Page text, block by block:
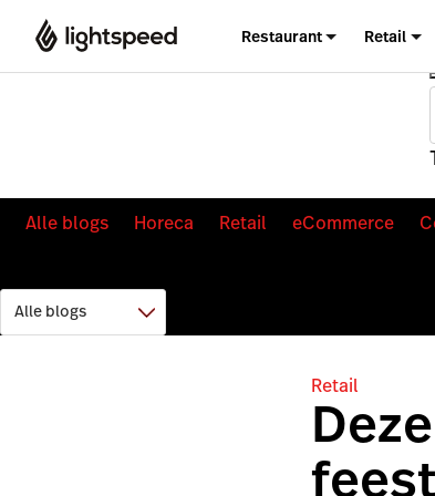
Restaurant Retail
Alle blogs Horeca Retail eCommerce
Retail